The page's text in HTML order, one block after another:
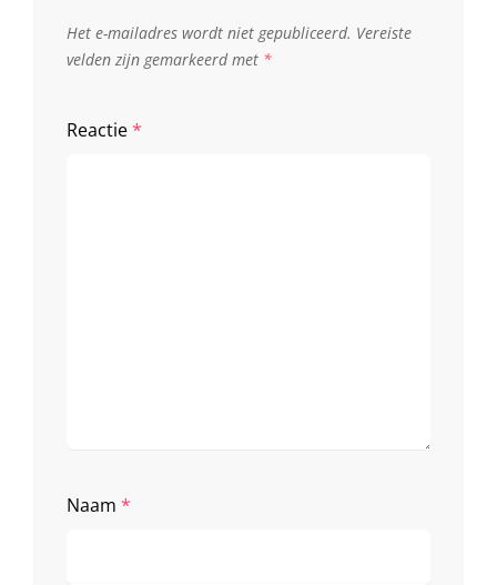
Het e-mailadres wordt niet gepubliceerd. Vereiste
velden zijn gemarkeerd met *
Reactie*
Naam *